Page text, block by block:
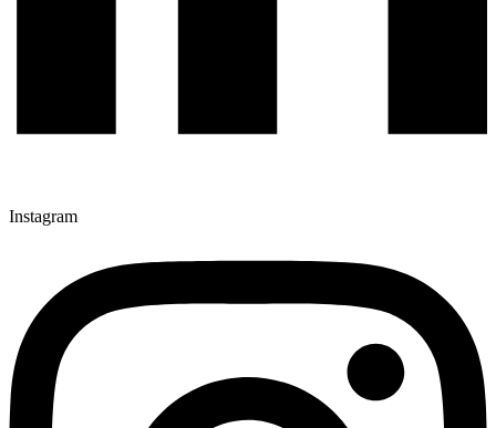
Instagram